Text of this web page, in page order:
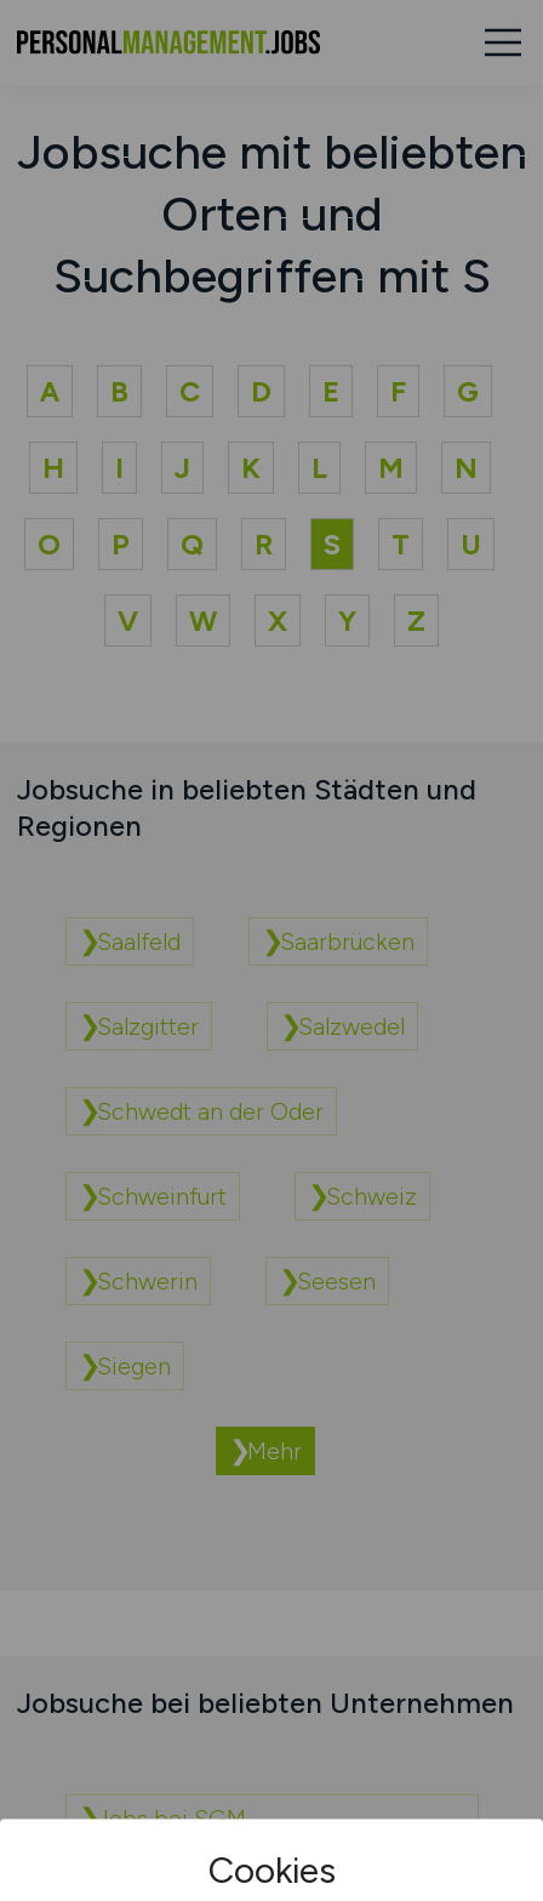
Jobsuche mit beliebten
Orten und
Suchbegriffen mit S
A B C D E F G
H I J K L M N
O P Q R S T U
V W X Y Z
Jobsuche in beliebten Städten und
Regionen
Saalfeld Saarbrücken
Salzgitter Salzwedel
Schwedt an der Oder
Schweinfurt Schweiz
Schwerin Seesen
Siegen
Mehr
Jobsuche bei beliebten Unternehmen
Jobs bei SGM -
Sicherheitsgesellschaft am
Flughafen München mbH
Cookies